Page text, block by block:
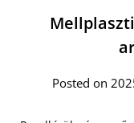
Posted on